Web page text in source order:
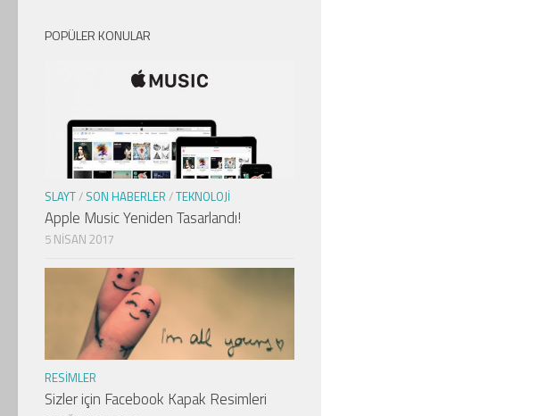
POPÜLER KONULAR
SLAYT/ SON HABERLER /TEKNOLOJI
Apple Music Yeniden Tasarlandı!
5 NISAN 2017
RESIMLER
Sizler için Facebook Kapak Resimleri